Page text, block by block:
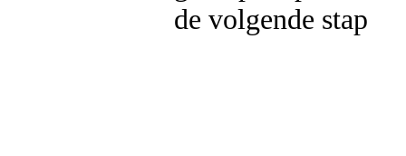
de volgende stap